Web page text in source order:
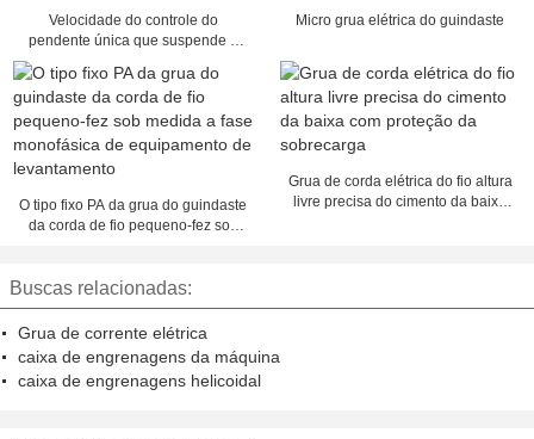
Velocidade do controle do
pendente única que suspende o
elétrico 3.2t da grua do guindaste
~ 63t
Micro grua elétrica do guindaste
O tipo fixo PA da grua do guindaste
da corda de fio pequeno-fez sob
Grua de corda elétrica do fio altura
livre precisa do cimento da baixa
Buscas relacionadas:
Grua de corrente elétrica
caixa de engrenagens da máquina
caixa de engrenagens helicoidal